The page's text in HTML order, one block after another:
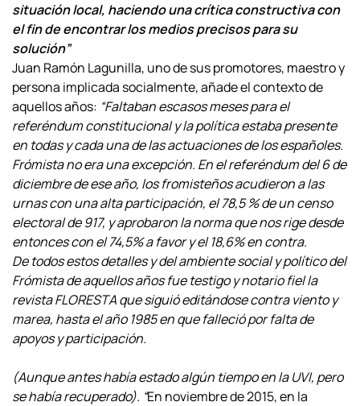
situación local, haciendo una crítica constructiva con
el fin de encontrar los medios precisos para su
solución”
Juan Ramón Lagunilla, uno de sus promotores, maestro y
persona implicada socialmente, añade el contexto de
aquellos años: “Faltaban escasos meses para el
referéndum constitucional y la política estaba presente
en todas y cada una de las actuaciones de los españoles.
Frómista no era una excepción. En el referéndum del 6 de
diciembre de ese año, los fromisteños acudieron a las
urnas con una alta participación, el 78,5 % de un censo
electoral de 917, y aprobaron la norma que nos rige desde
entonces con el 74,5% a favor y el 18,6% en contra.
De todos estos detalles y del ambiente social y político del
Frómista de aquellos años fue testigo y notario fiel la
revista FLORESTA que siguió editándose contra viento y
marea, hasta el año 1985 en que falleció por falta de
apoyos y participación.
(Aunque antes había estado algún tiempo en la UVI, pero
se había recuperado). “En noviembre de 2015, en la